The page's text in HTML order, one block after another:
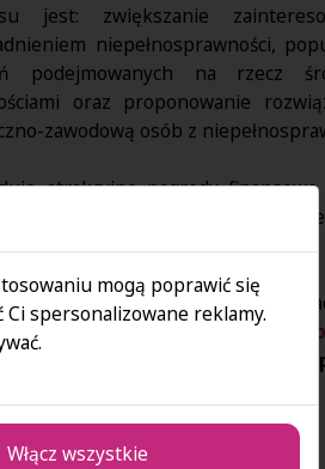
jest: zwiększanie
niepełnosprawności,
podejmowanych na rzecz
oraz proponowanie
zawodową osób z
atrakcyjne nagrody
w ramach kwartalnika –
rozwiązania”.
informacje można uzyskać pod
https://
mogą poprawić się
spersonalizowane reklamy.
Włącz wszystkie